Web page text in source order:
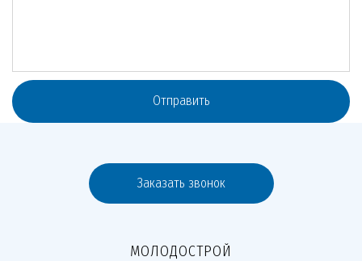
Отправить
Заказать звонок
МОЛОДОСТРОЙ